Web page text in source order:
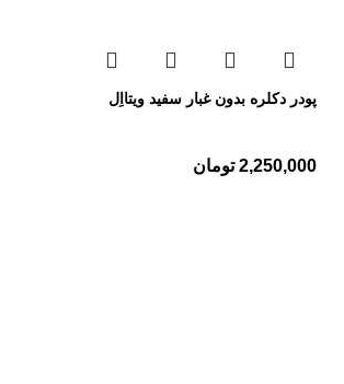
پودر دکلره بدون غبار سفید ویتااِل
2,250,000 تومان